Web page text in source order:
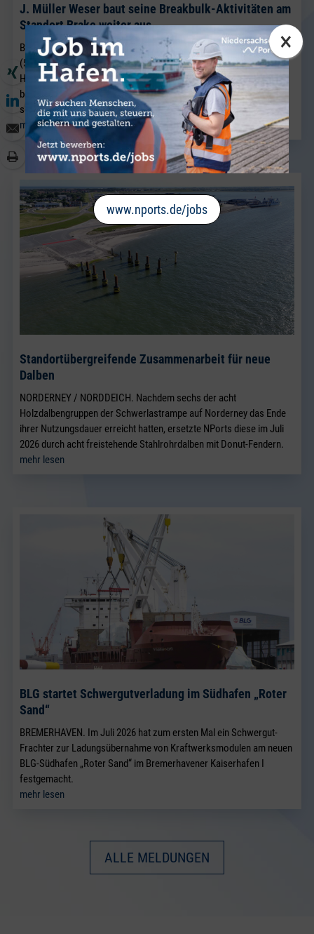
×
www.nports.de/jobs
J. Müller Weser baut seine Breakbulk-Aktivitäten am
Standort Brake weiter aus.
BRAKE. Neu im Team von J. Müller Weser in Brake ist Sven Riekers
(51). Der gebürtige Bremer wechselt aus einem Unternehmen der
Hafenwirtschaft in Bremen nach Brake und verstärkt künftig das
bestehende Vertriebsteam Breakbulk, in dem Jörg Kaplan bereits
seit vielen Jahren als Führungskraft tätig ist.
mehr lesen
Standortübergreifende Zusammenarbeit für neue
Dalben
NORDERNEY / NORDDEICH. Nachdem sechs der acht
Holzdalbengruppen der Schwerlastrampe auf Norderney das Ende
ihrer Nutzungsdauer erreicht hatten, ersetzte NPorts diese im Juli
2026 durch acht freistehende Stahlrohrdalben mit Donut-Fendern.
mehr lesen
BLG startet Schwergutverladung im Südhafen „Roter
Sand“
BREMERHAVEN. Im Juli 2026 hat zum ersten Mal ein Schwergut-
Frachter zur Ladungsübernahme von Kraftwerksmodulen am neuen
BLG-Südhafen „Roter Sand“ im Bremerhavener Kaiserhafen I
festgemacht.
mehr lesen
ALLE MELDUNGEN